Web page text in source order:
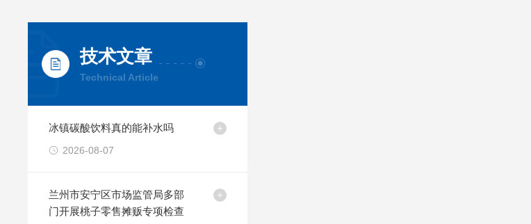
技术文章
Technical Article
冰镇碳酸饮料真的能补水吗
2026-08-07
兰州市安宁区市场监管局多部
门开展桃子零售摊贩专项检查